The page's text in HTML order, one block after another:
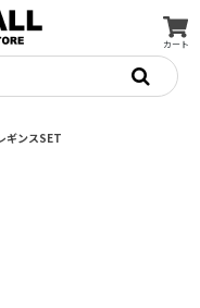
カート
ギンスSET